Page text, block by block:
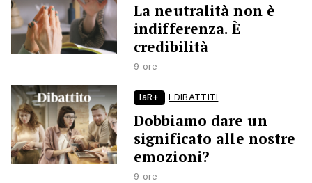
La neutralità non è
indifferenza. È
credibilità
9 ore
laR+ I DIBATTITI
Dobbiamo dare un
significato alle nostre
emozioni?
9 ore